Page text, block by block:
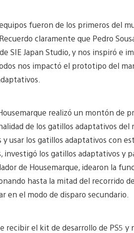
fueron de los primeros del
claramente que Pedro
SIE Japan Studio, y nos inspiró e
nos impactó el prototipo del
realizó un montón de
de los gatillos adaptativos del
usar los gatillos adaptativos con
investigó los gatillos adaptativos y
de Housemarque, idearon la
hasta la mitad del recorrido
en el modo de disparo secundario.
recibir el kit de desarrollo de PS5